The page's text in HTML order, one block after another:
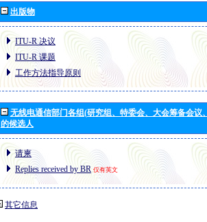
出版物
ITU-R 决议
ITU-R 课题
工作方法指导原则
无线电通信部门各组(研究组、特委会、大会筹备会议
的候选人
请柬
Replies received by BR 仅有英文
其它信息